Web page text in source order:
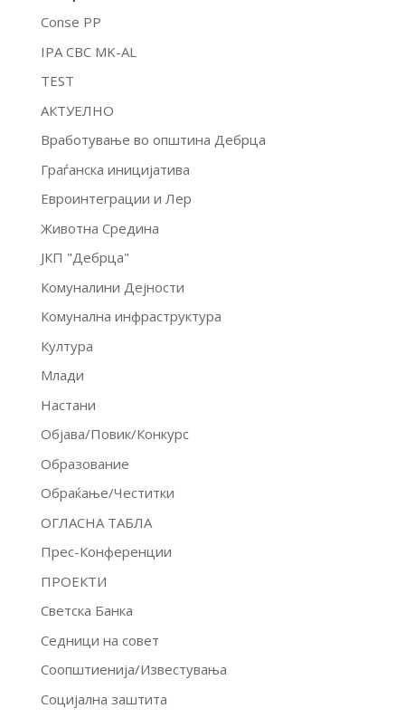
Conse PP
IPA CBC MK-AL
TEST
АКТУЕЛНО
Вработување во општина Дебрца
Граѓанска иницијатива
Евроинтеграции и Лер
Животна Средина
ЈКП "Дебрца"
Комуналини Дејности
Комунална инфраструктура
Култура
Млади
Настани
Објава/Повик/Конкурс
Образование
Обраќање/Честитки
ОГЛАСНА ТАБЛА
Прес-Конференции
ПРОЕКТИ
Светска Банка
Седници на совет
Соопштиенија/Известувања
Социјална заштита